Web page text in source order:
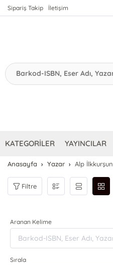
Sipariş Takip İletişim
KATEGORİLER YAYINCILAR
Anasayfa Yazar Alp İlkkurşun
Filtre
Aranan Kelime
Sırala